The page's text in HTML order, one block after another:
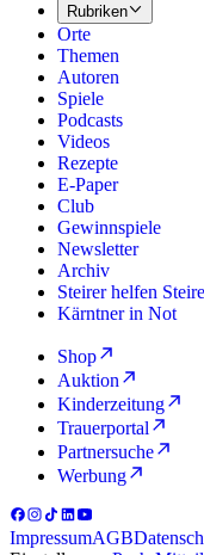
Rubriken
Orte
Themen
Autoren
Spiele
Podcasts
Videos
Rezepte
E-Paper
Club
Gewinnspiele
Newsletter
Archiv
Steirer helfen
Kärntner in Not
Shop
Auktion
Kinderzeitung
Trauerportal
Partnersuche
Werbung
ImpressumAGB